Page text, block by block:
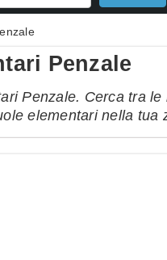
Penzale
Penzale. Cerca tra
elementari nella tua